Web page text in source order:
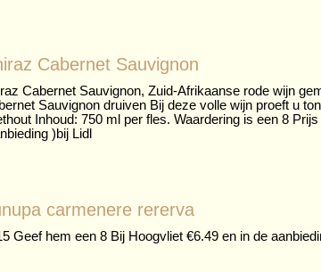
Cabernet Sauvignon
Cabernet Sauvignon, Zuid-Afrikaanse rode wijn
Sauvignon druiven Bij deze volle wijn proeft u
Inhoud: 750 ml per fles. Waardering is een 8
)bij Lidl
carmenere rererva
Geef hem een 8 Bij Hoogvliet €6.49 en in de